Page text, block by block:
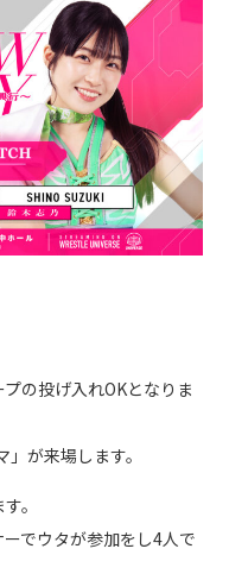
の投げ入れOKとなりま
が来場します。
。
でウタが参加をし4人で